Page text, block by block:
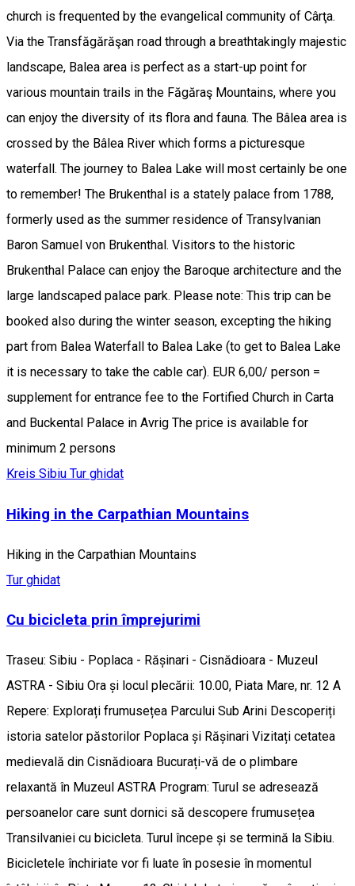
church is frequented by the evangelical community of Cârţa.
Via the Transfăgărăşan road through a breathtakingly majestic
landscape, Balea area is perfect as a start-up point for
various mountain trails in the Făgăraş Mountains, where you
can enjoy the diversity of its flora and fauna. The Bâlea area is
crossed by the Bâlea River which forms a picturesque
waterfall. The journey to Balea Lake will most certainly be one
to remember! The Brukenthal is a stately palace from 1788,
formerly used as the summer residence of Transylvanian
Baron Samuel von Brukenthal. Visitors to the historic
Brukenthal Palace can enjoy the Baroque architecture and the
large landscaped palace park. Please note: This trip can be
booked also during the winter season, excepting the hiking
part from Balea Waterfall to Balea Lake (to get to Balea Lake
it is necessary to take the cable car). EUR 6,00/ person =
supplement for entrance fee to the Fortified Church in Carta
and Buckental Palace in Avrig The price is available for
minimum 2 persons
Kreis Sibiu Tur ghidat
Hiking in the Carpathian Mountains
Hiking in the Carpathian Mountains
Tur ghidat
Cu bicicleta prin împrejurimi
Traseu: Sibiu - Poplaca - Rășinari - Cisnădioara - Muzeul
ASTRA - Sibiu Ora și locul plecării: 10.00, Piata Mare, nr. 12 A
Repere: Explorați frumusețea Parcului Sub Arini Descoperiți
istoria satelor păstorilor Poplaca și Rășinari Vizitați cetatea
medievală din Cisnădioara Bucurați-vă de o plimbare
relaxantă în Muzeul ASTRA Program: Turul se adresează
persoanelor care sunt dornici să descopere frumusețea
Transilvaniei cu bicicleta. Turul începe și se termină la Sibiu.
Bicicletele închiriate vor fi luate în posesie în momentul